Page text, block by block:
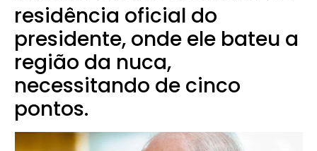
residência oficial do
presidente, onde ele bateu a
região da nuca,
necessitando de cinco
pontos.